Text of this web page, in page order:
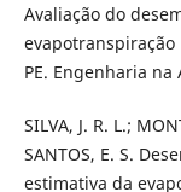
Avaliação do
PE. Engenharia
SILVA, J. R. L.;
SANTOS, E. S.
estimativa da